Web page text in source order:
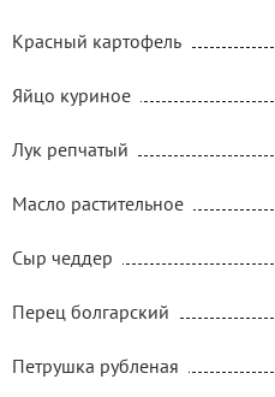
Красный картофель
Яйцо куриное
Лук репчатый
Масло растительное
Сыр чеддер
Перец болгарский
Петрушка рубленая